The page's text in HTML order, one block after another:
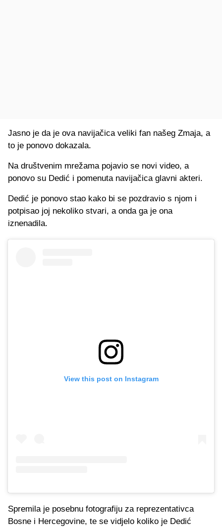
Jasno je da je ova navijačica veliki fan našeg Zmaja, a
to je ponovo dokazala.
Na društvenim mrežama pojavio se novi video, a
ponovo su Dedić i pomenuta navijačica glavni akteri.
Dedić je ponovo stao kako bi se pozdravio s njom i
potpisao joj nekoliko stvari, a onda ga je ona
iznenadila.
View this post on Instagram
Spremila je posebnu fotografiju za reprezentativca
Bosne i Hercegovine, te se vidjelo koliko je Dedić